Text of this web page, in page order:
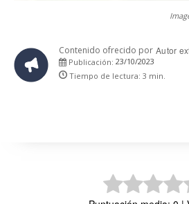
Contenido ofrecido por Autor
Publicación: 23/10/2023
Tiempo de lectura: 3 min.